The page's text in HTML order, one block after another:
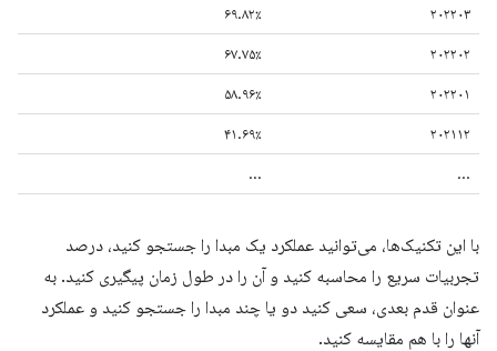
۲۰۲۲۰۳
۶۹.۸۲٪
۲۰۲۲۰۲
۶۷.۷۵٪
۲۰۲۲۰۱
۵۸.۹۶٪
۲۰۲۱۱۲
۴۱.۶۹٪
...
...
با این تکنیک‌ها، می‌توانید عملکرد یک مبدا را جستجو کنید، درصد
تجربیات سریع را محاسبه کنید و آن را در طول زمان پیگیری کنید. به
عنوان قدم بعدی، سعی کنید دو یا چند مبدا را جستجو کنید و عملکرد
آنها را با هم مقایسه کنید.